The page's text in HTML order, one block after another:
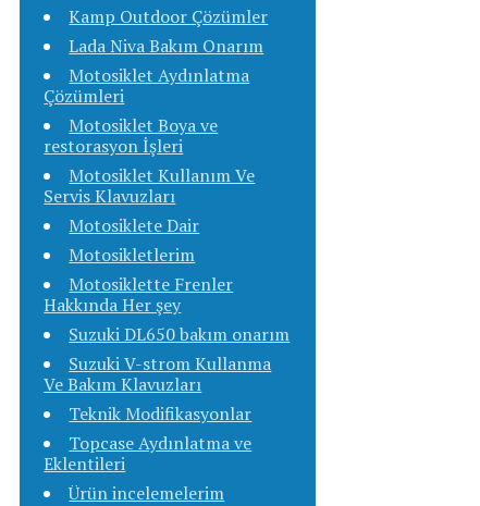
Kamp Outdoor Çözümler
Lada Niva Bakım Onarım
Motosiklet Aydınlatma
Çözümleri
Motosiklet Boya ve
restorasyon İşleri
Motosiklet Kullanım Ve
Servis Klavuzları
Motosiklete Dair
Motosikletlerim
Motosiklette Frenler
Hakkında Her şey
Suzuki DL650 bakım onarım
Suzuki V-strom Kullanma
Ve Bakım Klavuzları
Teknik Modifikasyonlar
Topcase Aydınlatma ve
Eklentileri
Ürün incelemelerim